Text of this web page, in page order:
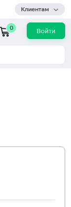
Клиентам
0 Войти